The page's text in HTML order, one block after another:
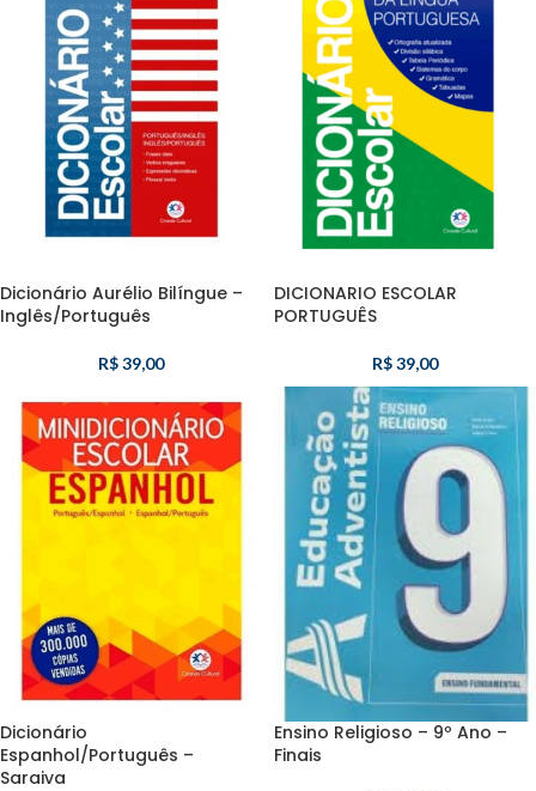
Dicionário Aurélio Bilíngue –
Inglês/Português
R$39,00
DICIONARIO ESCOLAR
PORTUGUÊS
R$39,00
Dicionário
Espanhol/Português –
Saraiva
Ensino Religioso – 9º Ano –
Finais